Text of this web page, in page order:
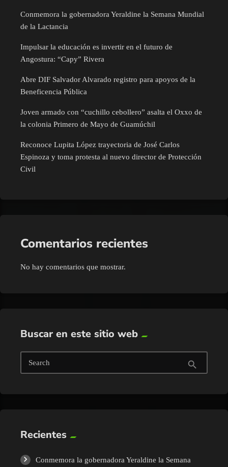
Conmemora la gobernadora Yeraldine la Semana Mundial
de la Lactancia
Impulsar la educación es invertir en el futuro de
Angostura: “Capy” Rivera
Abre DIF Salvador Alvarado registro para apoyos de la
Beneficencia Pública
Joven armado con “cuchillo cebollero” asalta el Oxxo de
la colonia Primero de Mayo de Guamúchil
Reconoce Lupita López trayectoria de José Carlos
Espinoza y toma protesta al nuevo director de Protección
Civil
Comentarios recientes
No hay comentarios que mostrar.
Buscar en este sitio web
Search search
Recientes
Conmemora la gobernadora Yeraldine la Semana